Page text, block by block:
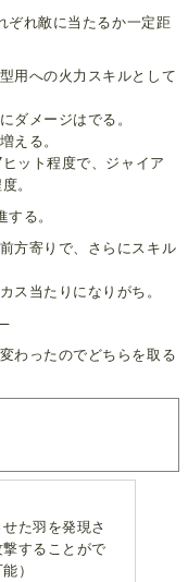
ぞれ敵に当たるか一定距
用への火力スキルとして
ダメージはでる。
える。
ット程度で、ジャイア
。
る。
方寄りで、さらにスキル
ス当たりになりがち。
わったのでどちらを取る
た羽を発現さ
することがで
）